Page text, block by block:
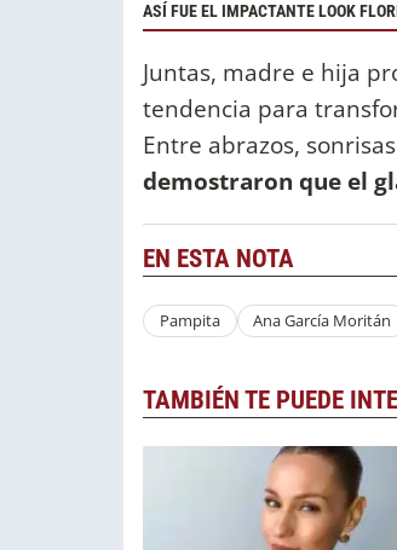
ASÍ FUE EL IMPACTANTE LOOK
Juntas, madre e hija
tendencia para
Entre abrazos,
demostraron que el
EN ESTA NOTA
Pampita Ana García Moritán
TAMBIÉN TE PUEDE